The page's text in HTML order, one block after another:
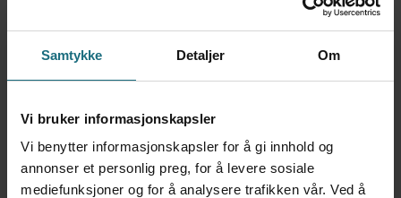
Samtykke Detaljer Om
Vi bruker informasjonskapsler
Vi benytter informasjonskapsler for å gi innhold og
annonser et personlig preg, for å levere sosiale
mediefunksjoner og for å analysere trafikken vår. Ved å
Foretaksreformen må vurderes
i pasientenes perspektiv